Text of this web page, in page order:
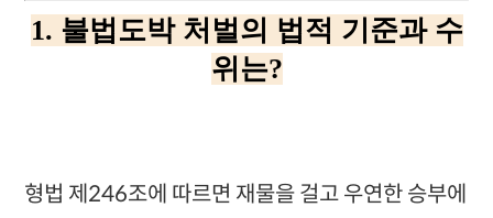
1. 불법도박 처벌의 법적 기준과 수
위는?
형법 제246조에 따르면 재물을 걸고 우연한 승부에